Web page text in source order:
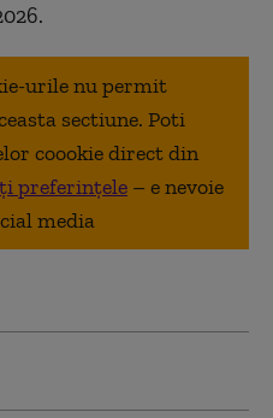
urile nu permit
sectiune. Poti
coookie direct din
preferințele – e nevoie
media